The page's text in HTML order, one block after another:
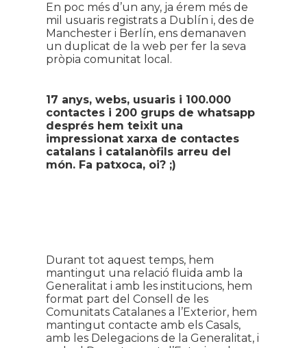
En poc més d’un any, ja érem més de
mil usuaris registrats a Dublín i, des de
Manchester i Berlín, ens demanaven
un duplicat de la web per fer la seva
pròpia comunitat local.
17 anys, webs, usuaris i 100.000
contactes i 200 grups de whatsapp
després hem teixit una
impressionat xarxa de contactes
catalans i catalanòfils arreu del
món. Fa patxoca, oi? ;)
Durant tot aquest temps, hem
mantingut una relació fluida amb la
Generalitat i amb les institucions, hem
format part del Consell de les
Comunitats Catalanes a l’Exterior, hem
mantingut contacte amb els Casals,
amb les Delegacions de la Generalitat, i